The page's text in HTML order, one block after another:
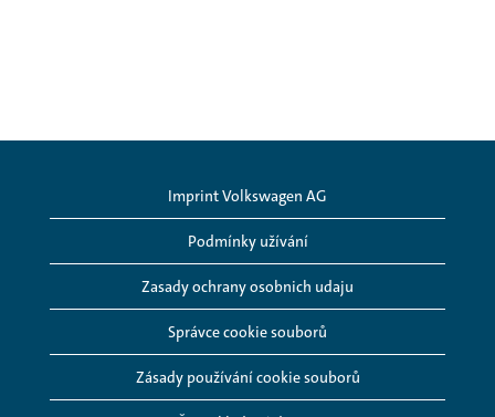
Imprint Volkswagen AG
Podmínky užívání
Zasady ochrany osobnich udaju
Správce cookie souborů
Zásady používání cookie souborů